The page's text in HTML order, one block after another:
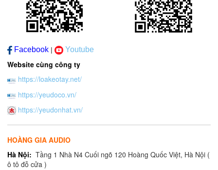
Facebook | Youtube
Website cùng công ty
https://loakeotay.net/
https://yeudoco.vn/
https://yeudonhat.vn/
HOÀNG GIA AUDIO
Hà Nội: Tầng 1 Nhà N4 Cuối ngõ 120 Hoàng Quốc Việt, Hà Nội (
ô tô đỗ cửa )